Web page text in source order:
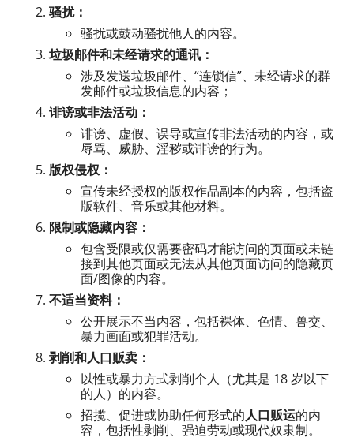
骚扰：
骚扰或鼓动骚扰他人的内容。
垃圾邮件和未经请求的通讯：
涉及发送垃圾邮件、“连锁信”、未经请求的群
发邮件或垃圾信息的内容；
诽谤或非法活动：
诽谤、虚假、误导或宣传非法活动的内容，或
辱骂、威胁、淫秽或诽谤的行为。
版权侵权：
宣传未经授权的版权作品副本的内容，包括盗
版软件、音乐或其他材料。
限制或隐藏内容：
包含受限或仅需要密码才能访问的页面或未链
接到其他页面或无法从其他页面访问的隐藏页
面/图像的内容。
不适当资料：
公开展示不当内容，包括裸体、色情、兽交、
暴力画面或犯罪活动。
剥削和人口贩卖：
以性或暴力方式剥削个人（尤其是 18 岁以下
的人）的内容。
招揽、促进或协助任何形式的人口贩运的内
容，包括性剥削、强迫劳动或现代奴隶制。